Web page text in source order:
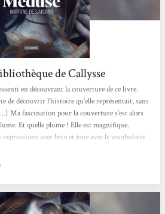
de Callysse
en découvrant la couverture de ce livre.
de découvrir l’histoire qu’elle représentait, sans
Ma fascination pour la couverture s’est alors
Et quelle plume ! Elle est magnifique.
avec brio et joue avec le vocabulaire
à celle de sa Méduse. Il y a une telle